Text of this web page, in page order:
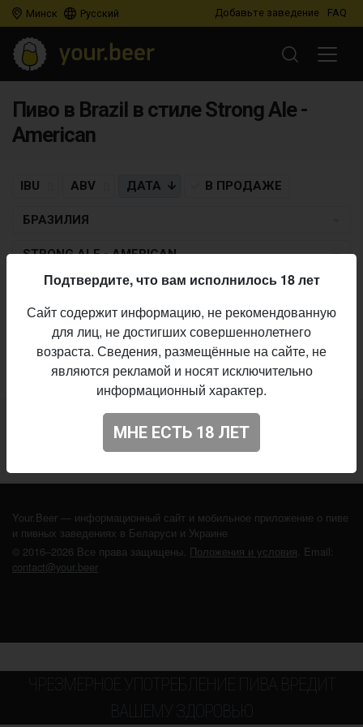
Минск Русский Добавьте заведение FAQ
Пиво в Brazil в стиле Strong Ale -
American
IBU ABV ДАТА В ПРОДАЖЕ
БРАЗИЛИЯ
STRONG ALE - AMERICAN
Entomology
Strong Ale - American • 6,8% ABV • 06.12.2017
Не нашли ваш бар или магазин в каталоге?
ДОБАВЬТЕ ЗАВЕДЕНИЕ
Your.Beer — информационный сайт и мобильное приложение о пиве
и пивных заведениях в Беларуси и Украине
© 2016–2026 Все права защищены. Положения и условия. Email:
contact@your.beer
ЧРЕЗМЕРНОЕ УПОТРЕБЛЕНИЕ ПИВА ВРЕДИТ
ВАШЕМУ ЗДОРОВЬЮ
Подтвердите, что вам исполнилось 18 лет
Сайт содержит информацию, не рекомендованную
для лиц, не достигших совершеннолетнего
возраста. Сведения, размещённые на сайте, не
являются рекламой и носят исключительно
информационный характер.
МНЕ ЕСТЬ 18 ЛЕТ